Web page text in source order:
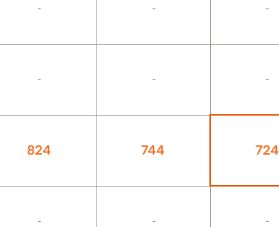
- - -
- - -
824 744 724
- - -